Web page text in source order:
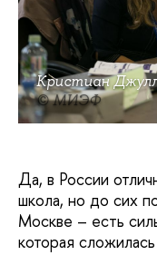
Кристиан
© МИЭФ
Да, в России
школа, но до сих
Москве – есть
которая